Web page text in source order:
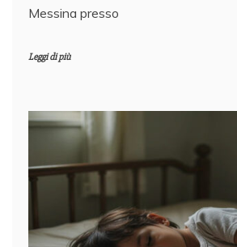
Messina presso
Leggi di più